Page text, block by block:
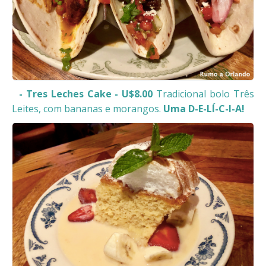
- Tres Leches Cake - U$8.00 Tradicional bolo Três
Leites, com bananas e morangos. Uma D-E-LÍ-C-I-A!